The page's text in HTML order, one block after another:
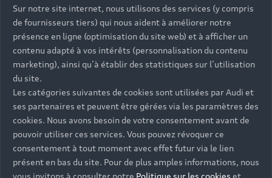
Sur notre site internet, nous utilisons des services (y compris
de fournisseurs tiers) qui nous aident à améliorer notre
présence en ligne (optimisation du site web) et à afficher un
contenu adapté à vos intérêts (personnalisation du contenu
marketing), ainsi qu’à établir des statistiques sur l’utilisation
du site.
Les catégories suivantes de cookies sont utilisées par Audi et
ses partenaires et peuvent être gérées via les paramètres des
cookies. Nous avons besoin de votre consentement avant de
pouvoir utiliser ces services. Vous pouvez révoquer ce
consentement à tout moment avec effet futur via le lien
présent en bas du site. Pour de plus amples informations, nous